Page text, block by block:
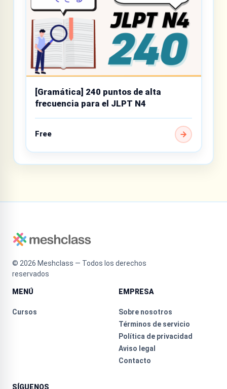
[Gramática] 240 puntos de alta
frecuencia para el JLPT N4
Free
© 2026 Meshclass — Todos los derechos
reservados
MENÚ
Cursos
EMPRESA
Sobre nosotros
Términos de servicio
Política de privacidad
Aviso legal
Contacto
SÍGUENOS